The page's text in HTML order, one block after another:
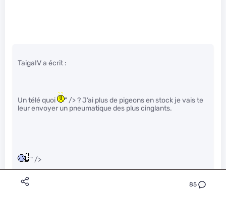
85
TaigaIV a écrit :
Un télé quoi
" /> ? J’ai plus de pigeons en stock je vais te
leur envoyer un pneumatique des plus cinglants.
" />